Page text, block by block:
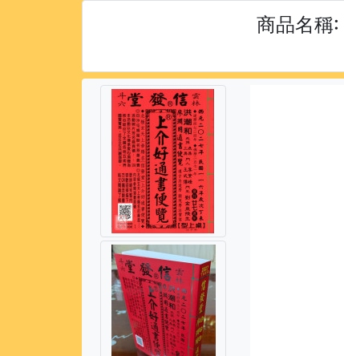
商品名稱: